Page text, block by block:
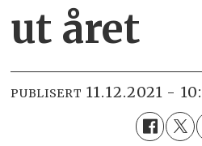
ut året
PUBLISERT 11.12.2021 -